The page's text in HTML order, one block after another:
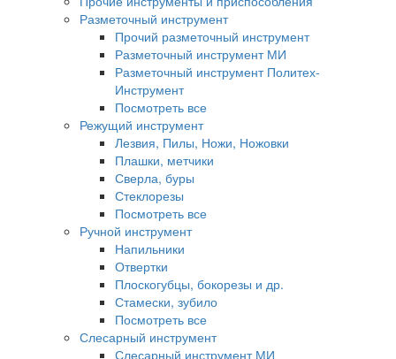
Разметочный инструмент
Прочий разметочный инструмент
Разметочный инструмент МИ
Разметочный инструмент Политех-
Инструмент
Посмотреть все
Режущий инструмент
Лезвия, Пилы, Ножи, Ножовки
Плашки, метчики
Сверла, буры
Стеклорезы
Посмотреть все
Ручной инструмент
Напильники
Отвертки
Плоскогубцы, бокорезы и др.
Стамески, зубило
Посмотреть все
Слесарный инструмент
Слесарный инструмент МИ